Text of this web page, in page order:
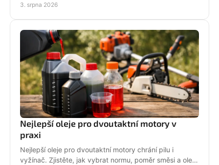
sezónu.
3. srpna 2026
Nejlepší oleje pro dvoutaktní motory v
praxi
Nejlepší oleje pro dvoutaktní motory chrání pilu i
vyžínač. Zjistěte, jak vybrat normu, poměr směsi a olej